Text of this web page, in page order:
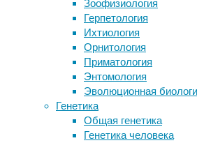
Зоофизиология
Герпетология
Ихтиология
Орнитология
Приматология
Энтомология
Эволюционная
Генетика
Общая генетика
Генетика человека
Американские
ученые
разработали
новый
способ
ликвидации
морских
разливов
нефти